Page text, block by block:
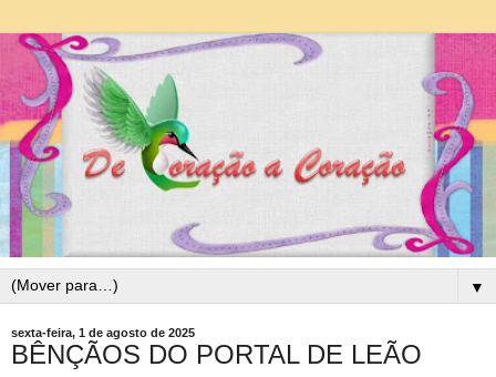
▼
sexta-feira, 1 de agosto de 2025
BÊNÇÃOS DO PORTAL DE LEÃO